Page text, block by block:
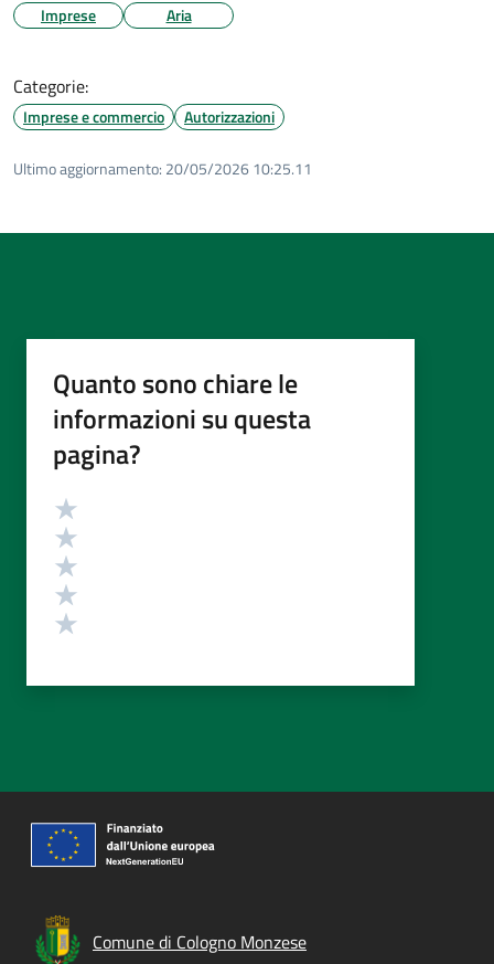
Imprese Aria
Categorie:
Imprese e commercio Autorizzazioni
Ultimo aggiornamento: 20/05/2026 10:25.11
Quanto sono chiare le
informazioni su questa
pagina?
Valutazione
Comune di Cologno Monzese